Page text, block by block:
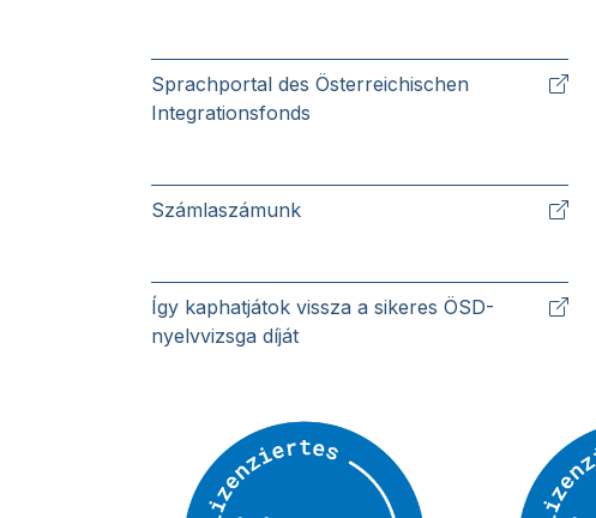
Sprachportal des Österreichischen
Integrationsfonds
Számlaszámunk
Így kaphatjátok vissza a sikeres ÖSD-
nyelvvizsga díját